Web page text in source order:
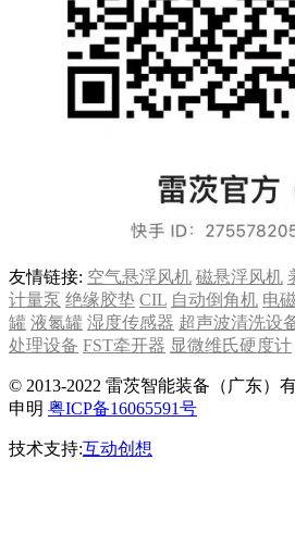
友情链接: 空气悬浮风机 磁悬浮风机
计量泵 绝缘胶垫 CIL 自动倒角机 电
罐 液氮罐 湿度传感器 超声波清洗设
处理设备 FST牵开器 显微维氏硬度计
© 2013-2022 雷茨智能装备（广东）
申明 粤ICP备16065591号
技术支持:互动创想